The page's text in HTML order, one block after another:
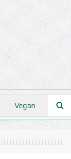
Vegan